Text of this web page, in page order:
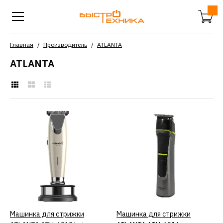
Главная Производитель ATLANTA
ATLANTA
Машинка для стрижки
ATLANTA ATH-6912 beige
КУПИТЬ
ДОБАВИТЬ В ПОЖЕЛАНИЯ
КУПИТЬ
Машинка для стрижки
КУПИТЬ
Машинка для стрижки